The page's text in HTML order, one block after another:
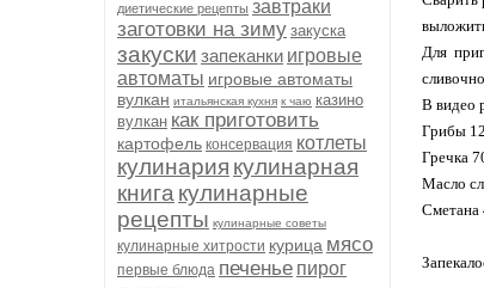
диетические рецепты завтраки
заготовки на зиму закуска
закуски запеканки игровые
автоматы игровые автоматы
вулкан итальянская кухня к чаю казино
вулкан как приготовить
картофель консервация котлеты
кулинария кулинарная
книга кулинарные
рецепты кулинарные советы
кулинарные хитрости курица мясо
первые блюда печенье пирог
Для
В видео
Грибы
Гречка
Масло
Сметана